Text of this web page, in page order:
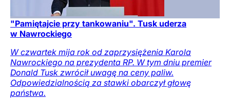
"Pamiętajcie przy tankowaniu". Tusk uderza
w Nawrockiego
W czwartek mija rok od zaprzysiężenia Karola
Nawrockiego na prezydenta RP. W tym dniu premier
Donald Tusk zwrócił uwagę na ceny paliw.
Odpowiedzialnością za stawki obarczył głowę
państwa.